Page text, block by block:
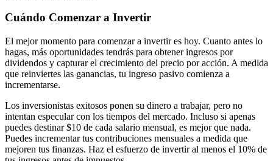
Cuándo Comenzar a Invertir
El mejor momento para comenzar a invertir es hoy. Cuanto antes lo
hagas, más oportunidades tendrás para obtener ingresos por
dividendos y capturar el crecimiento del precio por acción. A medida
que reinviertes las ganancias, tu ingreso pasivo comienza a
incrementarse.
Los inversionistas exitosos ponen su dinero a trabajar, pero no
intentan especular con los tiempos del mercado. Incluso si apenas
puedes destinar $10 de cada salario mensual, es mejor que nada.
Puedes incrementar tus contribuciones mensuales a medida que
mejoren tus finanzas. Haz el esfuerzo de invertir al menos el 10% de